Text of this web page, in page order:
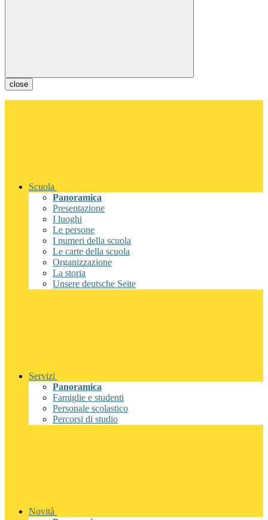
close
Scuola
Panoramica
Presentazione
I luoghi
Le persone
I numeri della scuola
Le carte della scuola
Organizzazione
La storia
Unsere deutsche Seite
Servizi
Panoramica
Famiglie e studenti
Personale scolastico
Percorsi di studio
Novità